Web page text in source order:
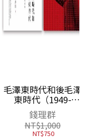
毛澤東時代和後毛澤
東時代（1949-
2009）：另一種歷史
書寫（上、下）
錢理群
NT$1,000
NT$750